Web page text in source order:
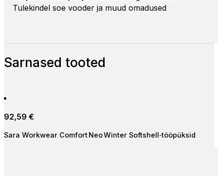
Tulekindel soe vooder ja muud omadused
Sarnased tooted
92,59 €
Sara Workwear Comfort Neo Winter Softshell‑tööpüksid